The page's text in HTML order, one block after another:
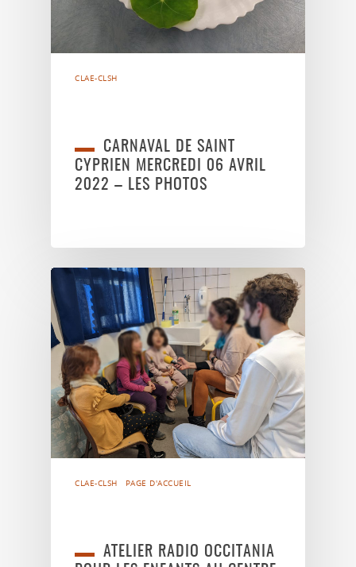
CLAE-CLSH
CARNAVAL DE SAINT
CYPRIEN MERCREDI 06 AVRIL
2022 – LES PHOTOS
CLAE-CLSH PAGE D'ACCUEIL
ATELIER RADIO OCCITANIA